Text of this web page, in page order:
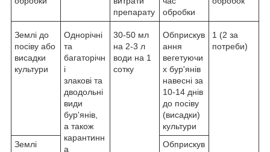
препарату
обробки
Землі до
посіву або
висадки
культури
Однорічні
та
багаторічн
і
злакові та
дводольні
види
бур'янів,
а також
карантинн
а
30-50 мл
на 2-3 л
води на 1
сотку
Обприскув
ання
вегетуючи
х бур'янів
навесні за
10-14 днів
до посіву
(висадки)
культури
1 (2 за
потреби)
Землі
Обприскув